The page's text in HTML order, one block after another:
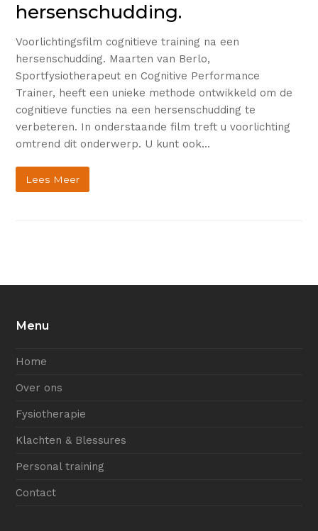
hersenschudding.
Voorlichtingsfilm cognitieve training na een
hersenschudding. Maarten van Berlo,
Sportfysiotherapeut en Cognitive Performance
Trainer, heeft een unieke methode ontwikkeld om de
cognitieve functies na een hersenschudding te
verbeteren. In onderstaande film treft u voorlichting
omtrend dit onderwerp. U kunt ook…
Lees Meer
Menu
Home
Over ons
Fysiotherapie
Klachten & Blessures
Personal training
Contact